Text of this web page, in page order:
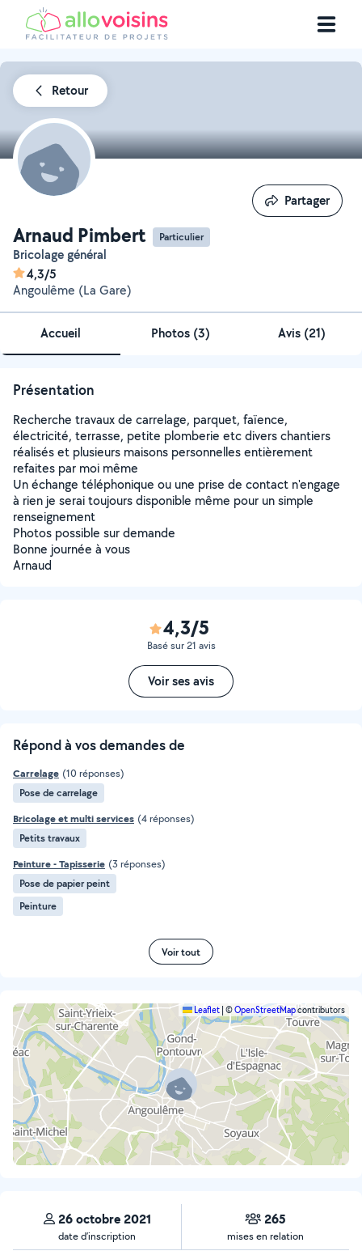
Retour
Arnaud Pimbert Particulier
Bricolage général
4,3/5
Angoulême (La Gare)
Partager
Partager
Accueil Photos (3) Avis (21)
Présentation
Recherche travaux de carrelage, parquet, faïence,
électricité, terrasse, petite plomberie etc divers chantiers
réalisés et plusieurs maisons personnelles entièrement
refaites par moi même
Un échange téléphonique ou une prise de contact n'engage
à rien je serai toujours disponible même pour un simple
renseignement
Photos possible sur demande
Bonne journée à vous
Arnaud
4,3/5
Basé sur 21 avis
Voir ses avis
Répond à vos demandes de
Carrelage (10 réponses)
Pose de carrelage
Bricolage et multi services (4 réponses)
Petits travaux
Peinture - Tapisserie (3 réponses)
Pose de papier peint
Peinture
Voir tout
Leaflet ©OpenStreetMapcontributors
26 octobre 2021
date d’inscription
265
mises en relation